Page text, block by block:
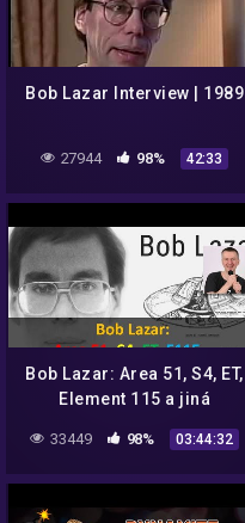
Bob Lazar Interview | 1989
27944 98% 42:33
Bob Lazar: Area 51, S4, ET,
Element 115 a jiná
33449 98% 03:44:32